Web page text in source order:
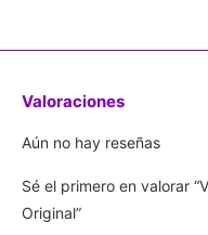
Valoraciones
Aún no hay reseñas
Sé el primero en valorar
Original”